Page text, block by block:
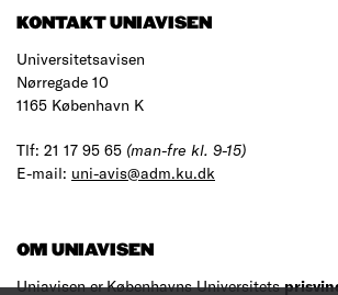
KONTAKT UNIAVISEN
Universitetsavisen
Nørregade 10
1165 København K
Tlf: 21 17 95 65 (man-fre kl. 9-15)
E-mail: uni-avis@adm.ku.dk
OM UNIAVISEN
Uniavisen er Københavns Universitets